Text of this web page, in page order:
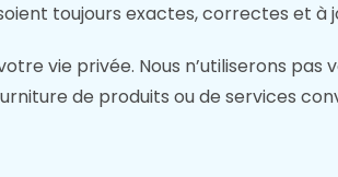
toujours exactes, correctes et à
vie privée. Nous n’utiliserons
de produits ou de services